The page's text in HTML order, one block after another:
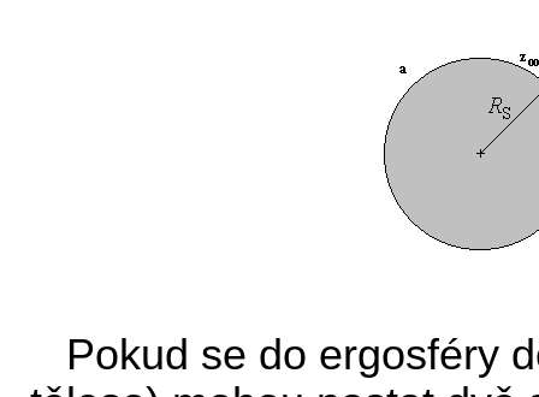
Pokud se do ergosféry